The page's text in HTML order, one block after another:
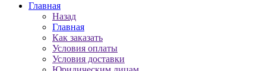
Главная
Назад
Главная
Как заказать
Условия оплаты
Условия доставки